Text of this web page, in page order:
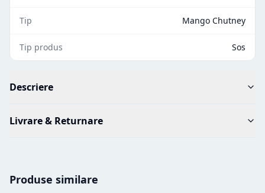
Tip Mango Chutney
Tip produs Sos
Descriere
Livrare & Returnare
Produse similare